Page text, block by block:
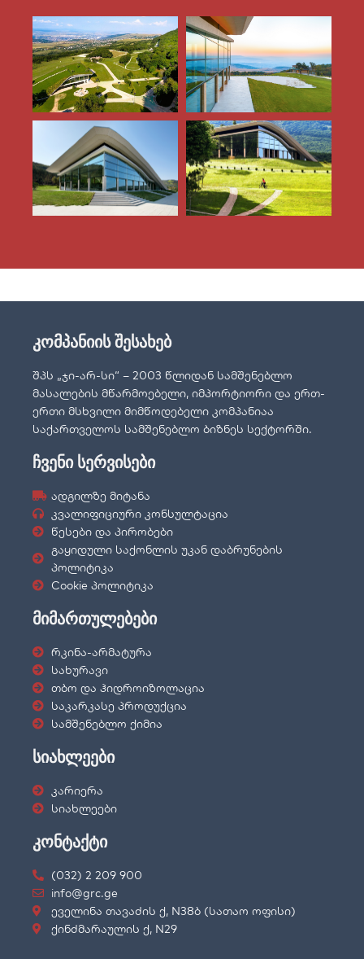
კომპანიის შესახებ
შპს „ჯი-არ-სი“ – 2003 წლიდან სამშენებლო
მასალების მწარმოებელი, იმპორტიორი და ერთ-
ერთი მსხვილი მიმწოდებელი კომპანიაა
საქართველოს სამშენებლო ბიზნეს სექტორში.
ჩვენი სერვისები
ადგილზე მიტანა
კვალიფიციური კონსულტაცია
წესები და პირობები
გაყიდული საქონლის უკან დაბრუნების
პოლიტიკა
Cookie პოლიტიკა
მიმართულებები
რკინა-არმატურა
სახურავი
თბო და ჰიდროიზოლაცია
საკარკასე პროდუქცია
სამშენებლო ქიმია
სიახლეები
კარიერა
სიახლეები
კონტაქტი
(032) 2 209 900
info@grc.ge
ეველინა თავაძის ქ, N38ბ (სათაო ოფისი)
ქინძმარაულის ქ, N29